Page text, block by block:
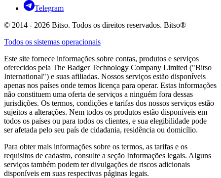
Telegram
© 2014 - 2026 Bitso. Todos os direitos reservados. Bitso®
Todos os sistemas operacionais
Este site fornece informações sobre contas, produtos e serviços
oferecidos pela The Badger Technology Company Limited ("Bitso
International") e suas afiliadas. Nossos serviços estão disponíveis
apenas nos países onde temos licença para operar. Estas informações
não constituem uma oferta de serviços a ninguém fora dessas
jurisdições. Os termos, condições e tarifas dos nossos serviços estão
sujeitos a alterações. Nem todos os produtos estão disponíveis em
todos os países ou para todos os clientes, e sua elegibilidade pode
ser afetada pelo seu país de cidadania, residência ou domicílio.
Para obter mais informações sobre os termos, as tarifas e os
requisitos de cadastro, consulte a seção Informações legais. Alguns
serviços também podem ter divulgações de riscos adicionais
disponíveis em suas respectivas páginas legais.